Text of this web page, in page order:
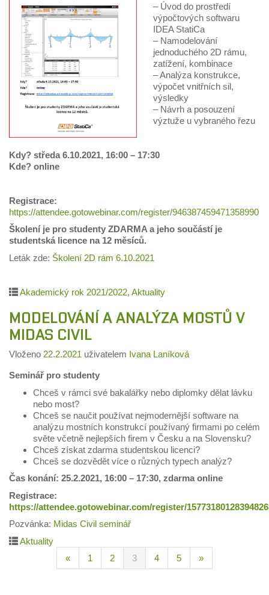
– Úvod do prostředí
výpočtových softwaru
IDEA StatiCa
– Namodelování
jednoduchého 2D rámu,
zatížení, kombinace
– Analýza konstrukce,
výpočet vnitřních sil,
výsledky
– Návrh a posouzení
výztuže u vybraného řezu
Kdy? středa 6.10.2021, 16:00 – 17:30
Kde? online
Registrace:
https://attendee.gotowebinar.com/register/946387459471358990
Školení je pro studenty ZDARMA a jeho součástí je
studentská licence na 12 měsíců.
Leták zde: Školení 2D rám 6.10.2021
Akademický rok 2021/2022, Aktuality
MODELOVÁNÍ A ANALÝZA MOSTŮ V
MIDAS CIVIL
Vloženo 22.2.2021 uživatelem Ivana Laníková
Seminář pro studenty
Chceš v rámci své bakalářky nebo diplomky dělat lávku
nebo most?
Chceš se naučit používat nejmodernější software na
analýzu mostních konstrukcí používaný firmami po celém
světe včetně nejlepších firem v Česku a na Slovensku?
Chceš získat zdarma studentskou licenci?
Chceš se dozvědět více o různých typech analýz?
Čas konání: 25.2.2021, 16:00 – 17:30, zdarma online
Registrace:
https://attendee.gotowebinar.com/register/
Pozvánka: Midas Civil seminář
Aktuality
«
1 2 3 4 5 »